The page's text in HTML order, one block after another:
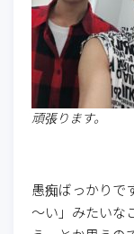
頑張ります。
愚痴ばっかりで
～い」みたいな